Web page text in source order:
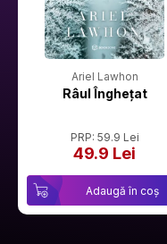
Ariel Lawhon
Râul Înghețat
PRP: 59.9 Lei
49.9 Lei
Adaugă în coș